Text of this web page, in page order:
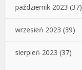
październik 2023 (37)
wrzesień 2023 (39)
sierpień 2023 (37)